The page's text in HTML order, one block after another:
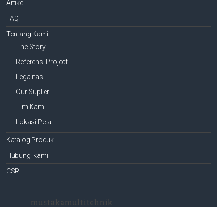
Artikel
FAQ
Tentang Kami
The Story
Referensi Project
Legalitas
Our Suplier
Tim Kami
Lokasi Peta
Katalog Produk
Hubungi kami
CSR
mustakamultitehnik